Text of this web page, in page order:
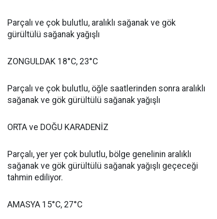
Parçalı ve çok bulutlu, aralıklı sağanak ve gök
gürültülü sağanak yağışlı
ZONGULDAK 18°C, 23°C
Parçalı ve çok bulutlu, öğle saatlerinden sonra aralıklı
sağanak ve gök gürültülü sağanak yağışlı
ORTA ve DOĞU KARADENİZ
Parçalı, yer yer çok bulutlu, bölge genelinin aralıklı
sağanak ve gök gürültülü sağanak yağışlı geçeceği
tahmin ediliyor.
AMASYA 15°C, 27°C